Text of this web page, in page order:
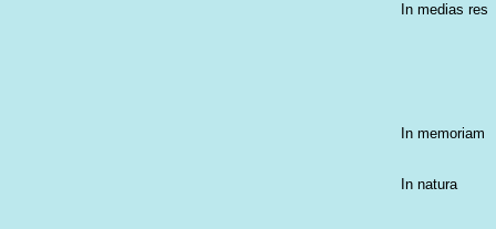
In medias res
In memoriam
In natura